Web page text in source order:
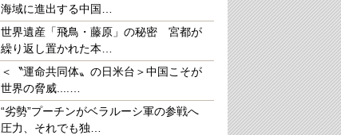
海域に進出する中国…
世界遺産「飛鳥・藤原」の秘密 宮都が
繰り返し置かれた本…
＜〝運命共同体〟の日米台＞中国こそが
世界の脅威....…
“劣勢”プーチンがベラルーシ軍の参戦へ
圧力、それでも独…